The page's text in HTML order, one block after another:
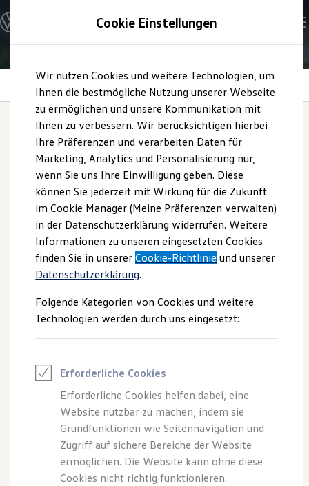
Hauptinhalt
springen
Footer
springen
Modelle und Konfigurator
Konfigurator
Modelle vergleichen
Elektroautos
ENERGY Sondermodelle
Nutzfahrzeuge
SUV und CUV
Familienautos
Kombis
Kompaktwagen
Sportwagen
Schnell verfügbare Fahrzeuge
Angebote und Produkte
Aktuelle Angebote
E-Auto-Förderung
Volkswagen Marktplatz
Die ENERGY Sondermodelle
Junge Gebrauchtwagen und Gebrauchtwagen
Volkswagen Zertifizierte Gebrauchtwagen
Elektromobilität bei Gebrauchtwagen
Saisonangebote
Reifenpakete
Leasing
Leasing-Angebote
Elektroauto Leasing
Kleinwagen-Leasing
Leasing ohne Anzahlung
Finanzierung
Autokredit mit Schlussrate
Versicherungen und Garantien
Kfz-Versicherung
Restschuldversicherungen
Garantien
Wärmepumpe
Wärmepumpe
Verbleibende Zeit, --:--
Nutzungsbedingungen
Datenschutzerklärungen
Cookie-Richtlinie
Lizenzhinweise Dritter
Angaben zum Digital Services Act (DSA)
EU Data Act
Produktsicherheitsinformationen
Vertrag Widerrufen
Cookie Einstellungen
Wir nutzen Cookies und weitere Technologien, um
Ihnen die bestmögliche Nutzung unserer Webseite
zu ermöglichen und unsere Kommunikation mit
Ihnen zu verbessern. Wir berücksichtigen hierbei
Ihre Präferenzen und verarbeiten Daten für
Marketing, Analytics und Personalisierung nur,
wenn Sie uns Ihre Einwilligung geben. Diese
können Sie jederzeit mit Wirkung für die Zukunft
im Cookie Manager (Meine Präferenzen verwalten)
in der Datenschutzerklärung widerrufen. Weitere
Informationen zu unseren eingesetzten Cookies
finden Sie in unsererCookie-Richtlinie und unserer
Datenschutzerklärung.
Folgende Kategorien von Cookies und weitere
Technologien werden durch uns eingesetzt:
Erforderliche Cookies
Erforderliche Cookies helfen dabei, eine
Website nutzbar zu machen, indem sie
Grundfunktionen wie Seitennavigation und
Zugriff auf sichere Bereiche der Website
ermöglichen. Die Website kann ohne diese
Cookies nicht richtig funktionieren.